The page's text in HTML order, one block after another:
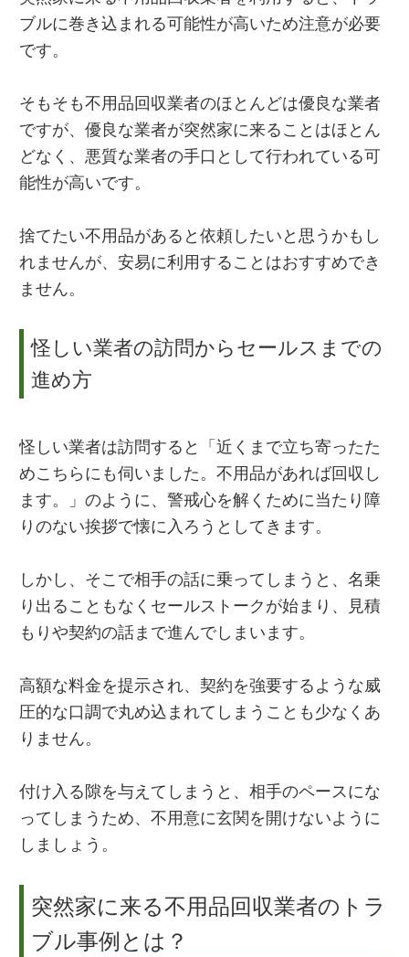
ブルに巻き込まれる可能性が高いため注意が必要
です。
そもそも不用品回収業者のほとんどは優良な業者
ですが、優良な業者が突然家に来ることはほとん
どなく、悪質な業者の手口として行われている可
能性が高いです。
捨てたい不用品があると依頼したいと思うかもし
れませんが、安易に利用することはおすすめでき
ません。
怪しい業者の訪問からセールスまでの
進め方
怪しい業者は訪問すると「近くまで立ち寄ったた
めこちらにも伺いました。不用品があれば回収し
ます。」のように、警戒心を解くために当たり障
りのない挨拶で懐に入ろうとしてきます。
しかし、そこで相手の話に乗ってしまうと、名乗
り出ることもなくセールストークが始まり、見積
もりや契約の話まで進んでしまいます。
高額な料金を提示され、契約を強要するような威
圧的な口調で丸め込まれてしまうことも少なくあ
りません。
付け入る隙を与えてしまうと、相手のペースにな
ってしまうため、不用意に玄関を開けないように
しましょう。
突然家に来る不用品回収業者のトラ
ブル事例とは？